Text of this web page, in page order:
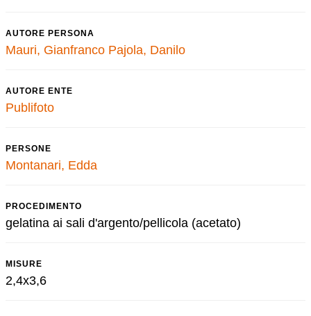
AUTORE PERSONA
Mauri, Gianfranco Pajola, Danilo
AUTORE ENTE
Publifoto
PERSONE
Montanari, Edda
PROCEDIMENTO
gelatina ai sali d'argento/pellicola (acetato)
MISURE
2,4x3,6